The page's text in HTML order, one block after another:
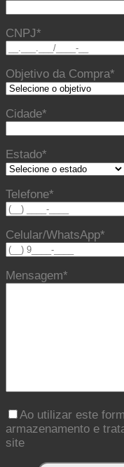
CNPJ*
Objetivo da Compra*
Cidade*
Estado*
Telefone*
Celular/WhatsApp*
Mensagem*
Ao utilizar este
armazenamento e
site